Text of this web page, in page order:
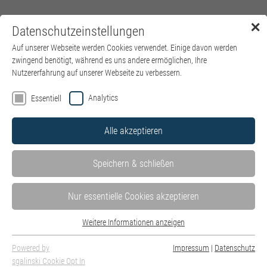
Menü
Borderline Persönlichkeitsstörung
✕
Datenschutzeinstellungen
Auf unserer Webseite werden Cookies verwendet. Einige davon werden
zwingend benötigt, während es uns andere ermöglichen, Ihre
Nutzererfahrung auf unserer Webseite zu verbessern.
Essentiell Analytics
Alle akzeptieren
Speichern & schließen
Nur essentielle Cookies akzeptieren
Essentielle Cookies werden für grundlegende Funktionen der Webseite
benötigt. Dadurch ist gewährleistet, dass die Webseite einwandfrei
Weitere Informationen anzeigen
Powered by
sgalinski Cookie Opt In
Impressum | Datenschutz